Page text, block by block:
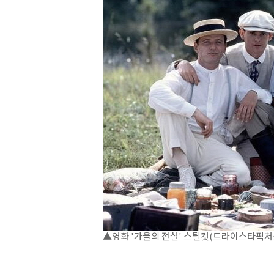
▲영화 '가을의 전설' 스틸컷(트라이스타픽